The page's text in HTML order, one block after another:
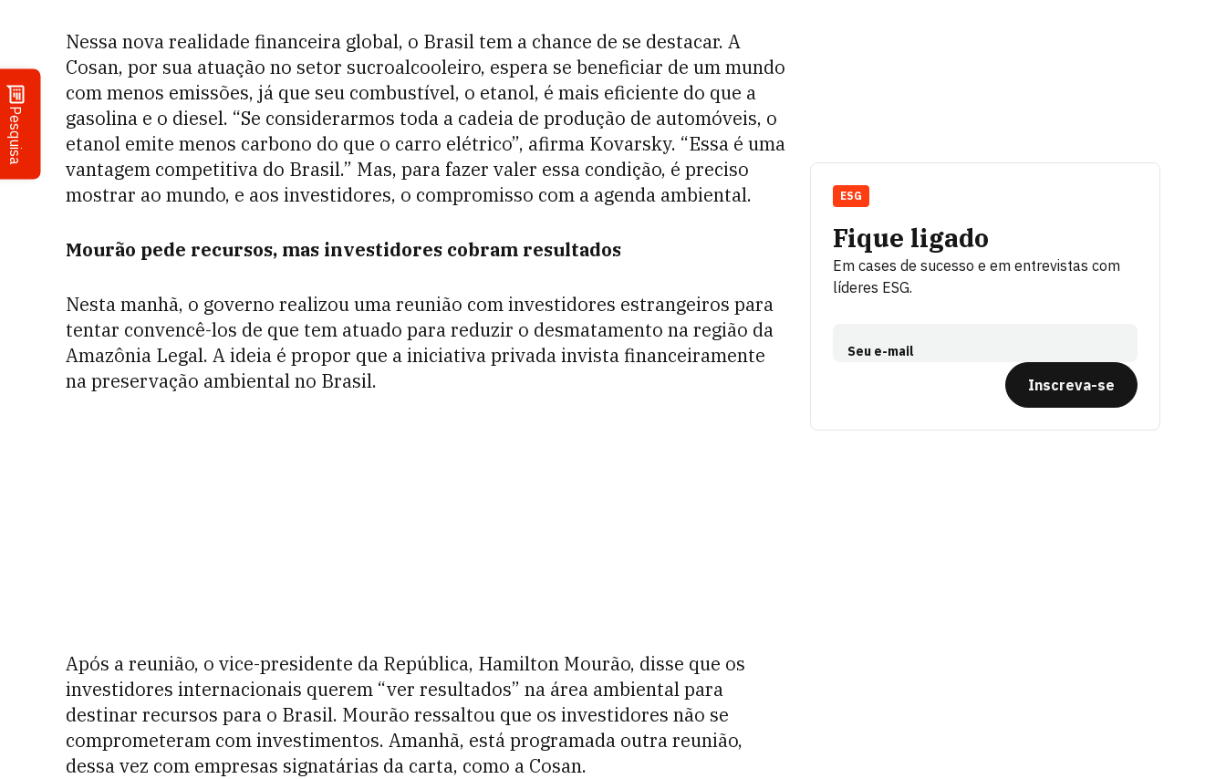
Pesquisa
Nessa nova realidade financeira global, o Brasil tem a chance de se destacar. A
Cosan, por sua atuação no setor sucroalcooleiro, espera se beneficiar de um mundo
com menos emissões, já que seu combustível, o etanol, é mais eficiente do que a
gasolina e o diesel. “Se considerarmos toda a cadeia de produção de automóveis, o
etanol emite menos carbono do que o carro elétrico”, afirma Kovarsky. “Essa é uma
vantagem competitiva do Brasil.” Mas, para fazer valer essa condição, é preciso
mostrar ao mundo, e aos investidores, o compromisso com a agenda ambiental.
Mourão pede recursos, mas investidores cobram resultados
Nesta manhã, o governo realizou uma reunião com investidores estrangeiros para
tentar convencê-los de que tem atuado para reduzir o desmatamento na região da
Amazônia Legal. A ideia é propor que a iniciativa privada invista financeiramente
na preservação ambiental no Brasil.
Após a reunião, o vice-presidente da República, Hamilton Mourão, disse que os
investidores internacionais querem “ver resultados” na área ambiental para
destinar recursos para o Brasil. Mourão ressaltou que os investidores não se
comprometeram com investimentos. Amanhã, está programada outra reunião,
dessa vez com empresas signatárias da carta, como a Cosan.
Fique ligado
Em cases de sucesso e em entrevistas com
líderes ESG.
Seu e-mail
Inscreva-se
ESG